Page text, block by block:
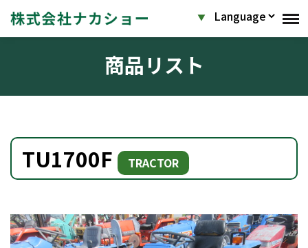
商品リスト
TU1700F TRACTOR